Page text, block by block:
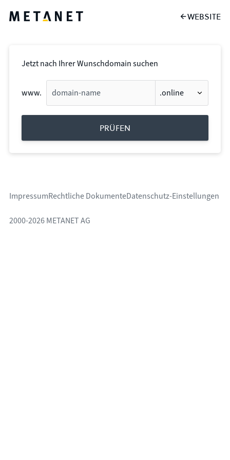
WEBSITE
Jetzt nach Ihrer Wunschdomain suchen
www.
PRÜFEN
ImpressumRechtliche DokumenteDatenschutz-Einstellungen
2000-2026 METANET AG